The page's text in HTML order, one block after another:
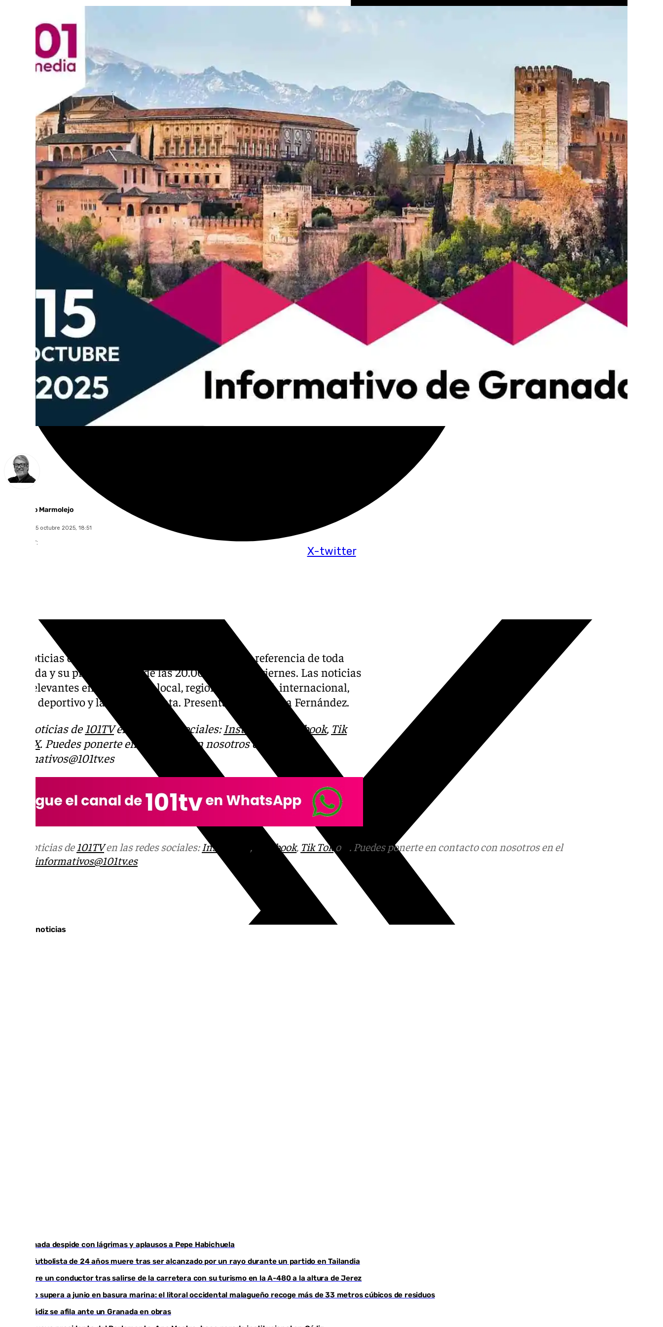
X-twitter
Francisco Marmolejo
miércoles, 15 octubre 2025, 18:51
Compartir:
Las noticias de 101tv Granada es el informativo de referencia de toda
Granada y su provincia. Desde las 20.00 de lunes a viernes. Las noticias
más relevantes en los ámbitos local, regional, nacional, internacional,
social, deportivo y la Semana Santa. Presentado por Marta Fernández.
Más noticias de 101TVen las redes sociales: Instagram Facebook, Tik
X. Puedes ponerte en contacto con nosotros en el correo
informativos@101tv.es
Más noticias de 101TVen las redes sociales: Instagram , Facebook, Tik Tok o
. Puedes ponerte en contacto con nosotros en el
informativos@101tv.es
Últimas noticias
Granada despide con lágrimas y aplausos a Pepe Habichuela
Un futbolista de 24 años muere tras ser alcanzado por un rayo durante un partido en Tailandia
Muere un conductor tras salirse de la carretera con su turismo en la A-480 a la altura de Jerez
Julio supera a junio en basura marina: el litoral occidental malagueño recoge más de 33 metros cúbicos de residuos
El Cádiz se afila ante un Granada en obras